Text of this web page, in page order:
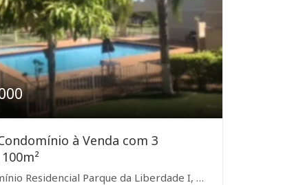
à Venda com 3
Parque da Liberdade I, São José do Rio Preto-SP